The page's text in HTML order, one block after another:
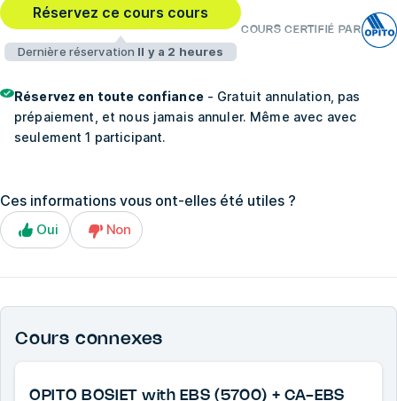
Réservez ce cours cours
Dernière réservation Il y a 2 heures
COURS CERTIFIÉ PAR
Réservez en toute confiance- Gratuit annulation, pas
prépaiement, et nous jamais annuler. Même avec avec
seulement 1 participant.
Ces informations vous ont-elles été utiles ?
Oui Non
Cours connexes
OPITO BOSIET with EBS (5700) + CA-EBS